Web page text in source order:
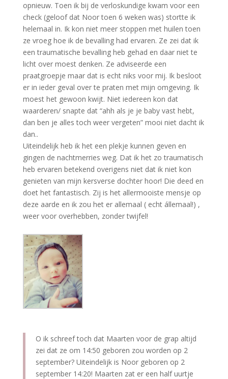
opnieuw. Toen ik bij de verloskundige kwam voor een
check (geloof dat Noor toen 6 weken was) stortte ik
helemaal in. Ik kon niet meer stoppen met huilen toen
ze vroeg hoe ik de bevalling had ervaren. Ze zei dat ik
een traumatische bevalling heb gehad en daar niet te
licht over moest denken. Ze adviseerde een
praatgroepje maar dat is echt niks voor mij. Ik besloot
er in ieder geval over te praten met mijn omgeving. Ik
moest het gewoon kwijt. Niet iedereen kon dat
waarderen/ snapte dat “ahh als je je baby vast hebt,
dan ben je alles toch weer vergeten” mooi niet dacht ik
dan..
Uiteindelijk heb ik het een plekje kunnen geven en
gingen de nachtmerries weg. Dat ik het zo traumatisch
heb ervaren betekend overigens niet dat ik niet kon
genieten van mijn kersverse dochter hoor! Die deed en
doet het fantastisch. Zij is het allermooiste mensje op
deze aarde en ik zou het er allemaal ( echt állemaal!) ,
weer voor overhebben, zonder twijfel!
O ik schreef toch dat Maarten voor de grap altijd
zei dat ze om 14:50 geboren zou worden op 2
september? Uiteindelijk is Noor geboren op 2
september 14:20! Maarten zat er een half uurtje